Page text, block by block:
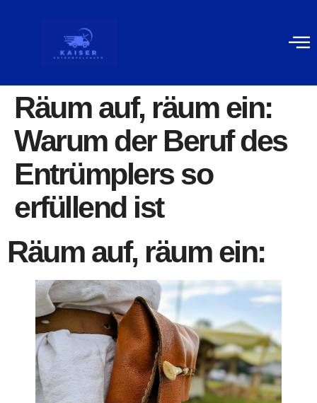
Gewerblich
Räum auf, räum ein:
Warum der Beruf des
Entrümplers so
erfüllend ist
Räum auf, räum ein: